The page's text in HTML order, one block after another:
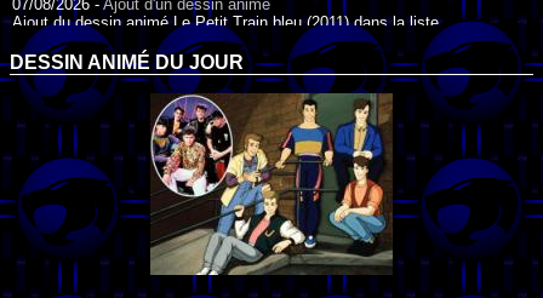
07/08/2026 - Ajout d'un dessin animé
Ajout du dessin animé Le Petit Train bleu (2011) dans la liste.
07/08/2026 - Ajout d'un dessin animé
Ajout du dessin animé Agent Spécial Oso (2009) dans la liste.
17/07/2026 -Ajout d'un dessin animé
Ajout du dessin animé Peter Pan (1988) dans la liste.
17/07/2026 -
Ajout d'un dessin animé
Ajout du dessin animé Le Bossu de Notre-Dame (1996) dans la liste.
DESSIN ANIMÉ DU JOUR